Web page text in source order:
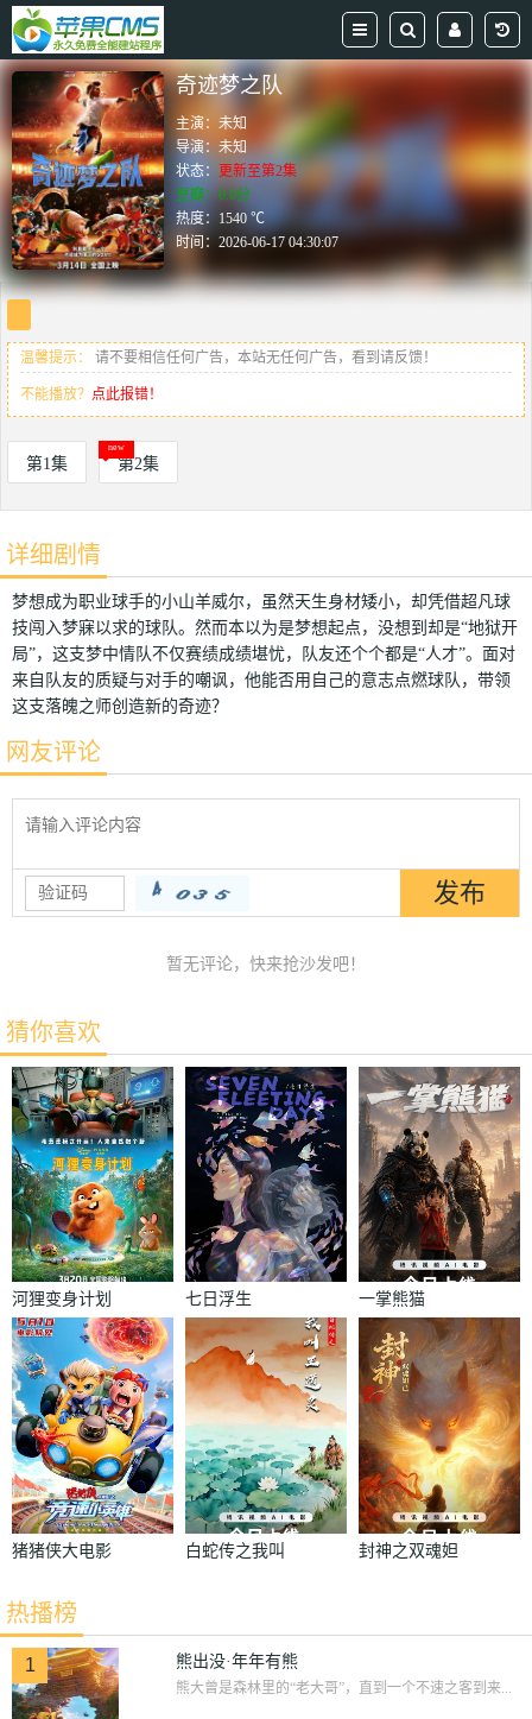
奇迹梦之队
主演：未知
导演：未知
状态： 更新至第2集
豆瓣：0.0分
热度：1540 ℃
时间：2026-06-17 04:30:07
温馨提示： 请不要相信任何广告，本站无任何广告，看到请反馈！
不能播放？ 点此报错！
第1集 第2集
详细剧情
梦想成为职业球手的小山羊威尔，虽然天生身材矮小，却凭借超凡球
技闯入梦寐以求的球队。然而本以为是梦想起点，没想到却是“地狱开
局”，这支梦中情队不仅赛绩成绩堪忧，队友还个个都是“人才”。面对
来自队友的质疑与对手的嘲讽，他能否用自己的意志点燃球队，带领
这支落魄之师创造新的奇迹？
网友评论
暂无评论，快来抢沙发吧！
猜你喜欢
河狸变身计划 七日浮生 一掌熊猫
猪猪侠大电影
白蛇传之我叫
封神之双魂妲
热播榜
1 熊出没·年年有熊
熊大曾是森林里的“老大哥”，直到一个不速之客到来...